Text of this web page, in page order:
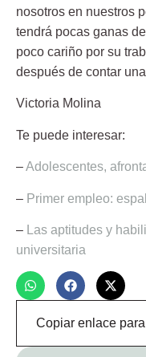
nosotros en nuestros
tendrá pocas ganas
poco cariño por su
después de contar
Victoria Molina
Te puede interesar:
–Adolescentes,
– Primer empleo:
–
Las aptitudes y
universitaria
Copiar enlace